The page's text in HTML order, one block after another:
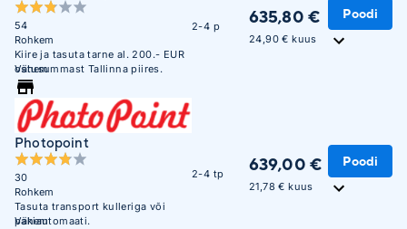
54
Rohkem
Kiire ja tasuta tarne al. 200.- EUR
ostusummast Tallinna piires.
Vähem
2-4 p 635,80 €
24,90 € kuus
Poodi
Photopoint
30
Rohkem
Tasuta transport kulleriga või
pakiautomaati.
Vähem
2-4 tp 639,00 €
21,78 € kuus
Poodi